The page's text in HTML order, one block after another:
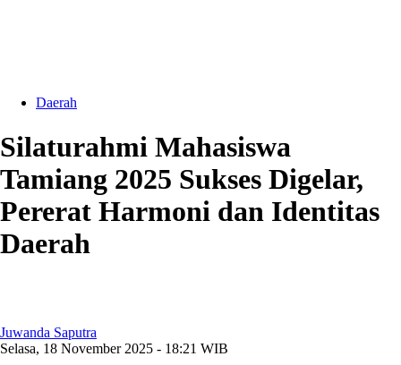
Daerah
Silaturahmi Mahasiswa
Tamiang 2025 Sukses Digelar,
Pererat Harmoni dan Identitas
Daerah
Juwanda Saputra
Selasa, 18 November 2025 - 18:21 WIB